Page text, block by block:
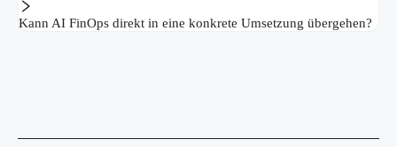
Kann AI FinOps direkt in eine konkrete Umsetzung übergehen?